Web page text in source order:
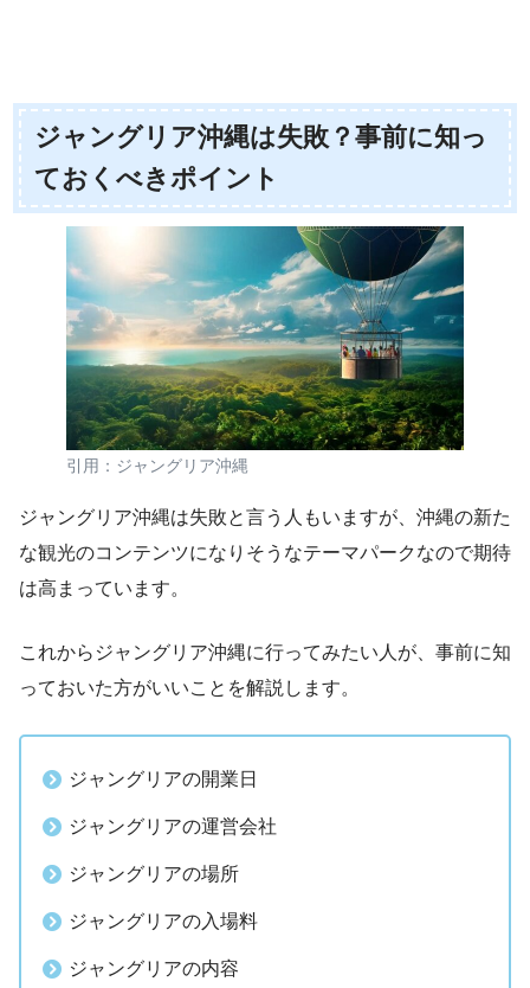
ジャングリア沖縄は失敗？事前に知っ
ておくべきポイント
引用：ジャングリア沖縄
ジャングリア沖縄は失敗と言う人もいますが、沖縄の新た
な観光のコンテンツになりそうなテーマパークなので期待
は高まっています。
これからジャングリア沖縄に行ってみたい人が、事前に知
っておいた方がいいことを解説します。
ジャングリアの開業日
ジャングリアの運営会社
ジャングリアの場所
ジャングリアの入場料
ジャングリアの内容